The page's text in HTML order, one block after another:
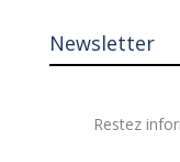
Newsletter
Restez